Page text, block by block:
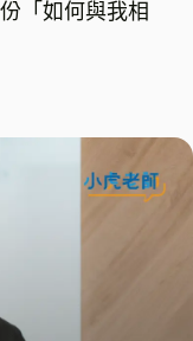
「如何與我相